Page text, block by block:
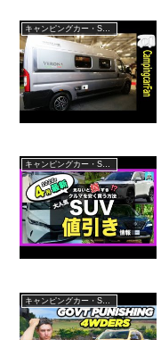
キャンピングカー・SUV人気車種